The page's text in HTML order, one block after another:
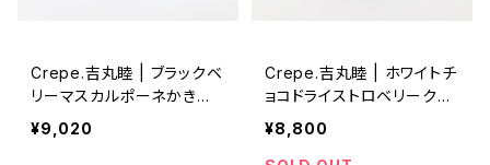
Crepe.吉丸睦 | ブラックベ
リーマスカルポーネかき氷
犬のブローチ
¥9,020
Crepe.吉丸睦 | ホワイトチ
ョコドライストロベリークッ
キーブローチ
¥8,800